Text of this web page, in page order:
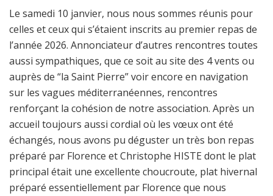
Le samedi 10 janvier, nous nous sommes réunis pour
celles et ceux qui s’étaient inscrits au premier repas de
l’année 2026. Annonciateur d’autres rencontres toutes
aussi sympathiques, que ce soit au site des 4 vents ou
auprès de “la Saint Pierre” voir encore en navigation
sur les vagues méditerranéennes, rencontres
renforçant la cohésion de notre association. Après un
accueil toujours aussi cordial où les vœux ont été
échangés, nous avons pu déguster un très bon repas
préparé par Florence et Christophe HISTE dont le plat
principal était une excellente choucroute, plat hivernal
préparé essentiellement par Florence que nous